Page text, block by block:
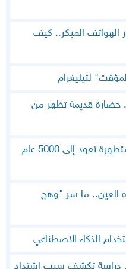
الهواتف المبكر.. كيف
لتيليغرام
حضارة قديمة تظهر من
اكتشاف تقنيات هندسة متطورة تعود إلى 5000 عام
العين.. ما سر "وهج
الذكاء الاصطناعي
دراسة تكشف سبب اشتداد